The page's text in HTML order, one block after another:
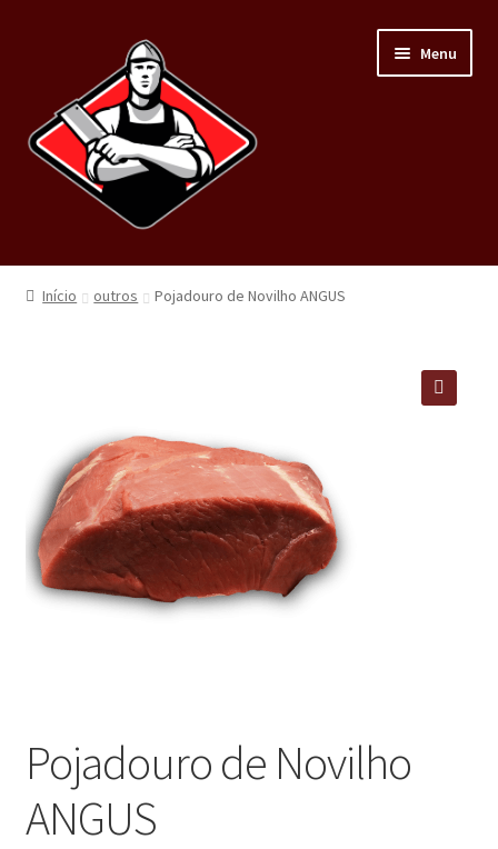
Menu
Home
Minha conta
Outras questões
Condições de entrega
Início outros Pojadouro de Novilho ANGUS
Pojadouro de Novilho
ANGUS